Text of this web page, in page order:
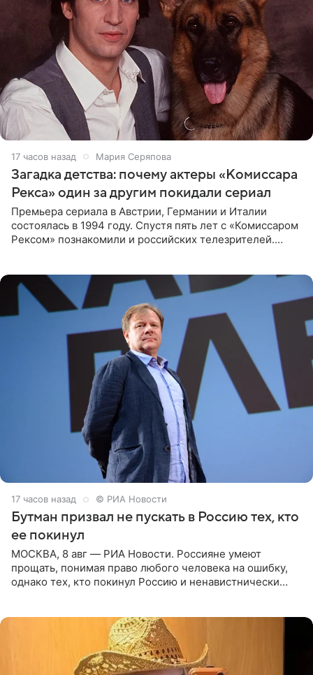
17 часов назад Мария Серяпова
Загадка детства: почему актеры «Комиссара
Рекса» один за другим покидали сериал
Премьера сериала в Австрии, Германии и Италии
состоялась в 1994 году. Спустя пять лет с «Комиссаром
Рексом» познакомили и российских телезрителей.
17 часов назад © РИА Новости
Бутман призвал не пускать в Россию тех, кто
ее покинул
МОСКВА, 8 авг — РИА Новости. Россияне умеют
прощать, понимая право любого человека на ошибку,
однако тех, кто покинул Россию и ненавистнически